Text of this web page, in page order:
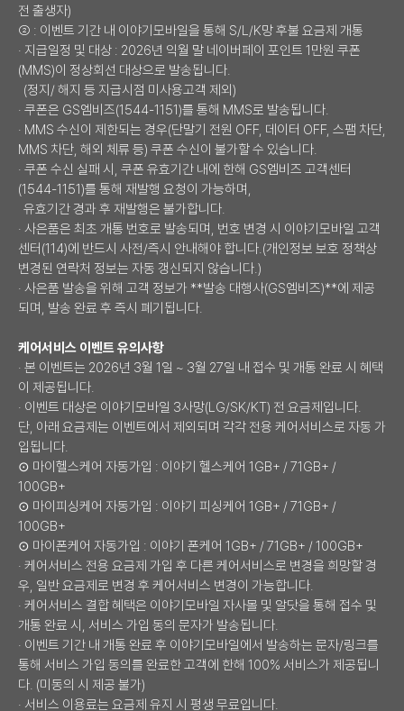
전 출생자)
② : 이벤트 기간 내 이야기모바일을 통해 S/L/K망 후불 요금제 개통
· 지급일정 및 대상 : 2026년 익월 말 네이버페이 포인트 1만원 쿠폰
(MMS)이 정상회선 대상으로 발송됩니다.
(정지/ 해지 등 지급시점 미사용고객 제외)
· 쿠폰은 GS엠비즈(1544-1151)를 통해 MMS로 발송됩니다.
· MMS 수신이 제한되는 경우(단말기 전원 OFF, 데이터 OFF, 스팸 차단,
MMS 차단, 해외 체류 등) 쿠폰 수신이 불가할 수 있습니다.
· 쿠폰 수신 실패 시, 쿠폰 유효기간 내에 한해 GS엠비즈 고객센터
(1544-1151)를 통해 재발행 요청이 가능하며,
유효기간 경과 후 재발행은 불가합니다.
· 사은품은 최초 개통 번호로 발송되며, 번호 변경 시 이야기모바일 고객
센터(114)에 반드시 사전/즉시 안내해야 합니다.(개인정보 보호 정책상
변경된 연락처 정보는 자동 갱신되지 않습니다.)
· 사은품 발송을 위해 고객 정보가 **발송 대행사(GS엠비즈)**에 제공
되며, 발송 완료 후 즉시 폐기됩니다.
케어서비스 이벤트 유의사항
· 본 이벤트는 2026년 3월 1일 ~ 3월 27일 내 접수 및 개통 완료 시 혜택
이 제공됩니다.
· 이벤트 대상은 이야기모바일 3사망(LG/SK/KT) 전 요금제입니다.
단, 아래 요금제는 이벤트에서 제외되며 각각 전용 케어서비스로 자동 가
입됩니다.
⊙ 마이헬스케어 자동가입 : 이야기 헬스케어 1GB+ / 71GB+ /
100GB+
⊙ 마이피싱케어 자동가입 : 이야기 피싱케어 1GB+ / 71GB+ /
100GB+
⊙ 마이폰케어 자동가입 : 이야기 폰케어 1GB+ / 71GB+ / 100GB+
· 케어서비스 전용 요금제 가입 후 다른 케어서비스로 변경을 희망할 경
우, 일반 요금제로 변경 후 케어서비스 변경이 가능합니다.
· 케어서비스 결합 혜택은 이야기모바일 자사몰 및 알닷을 통해 접수 및
개통 완료 시, 서비스 가입 동의 문자가 발송됩니다.
· 이벤트 기간 내 개통 완료 후 이야기모바일에서 발송하는 문자/링크를
통해 서비스 가입 동의를 완료한 고객에 한해 100% 서비스가 제공됩니
다. (미동의 시 제공 불가)
· 서비스 이용료는 요금제 유지 시 평생 무료입니다.